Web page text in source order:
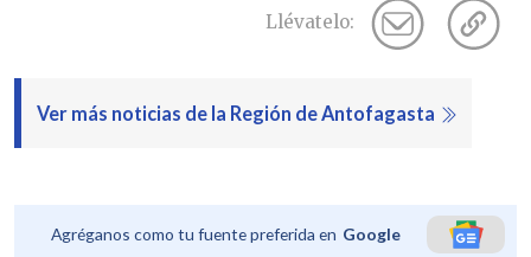
Llévatelo:
Ver más noticias de la Región de Antofagasta
Agréganos como tu fuente preferida en Google